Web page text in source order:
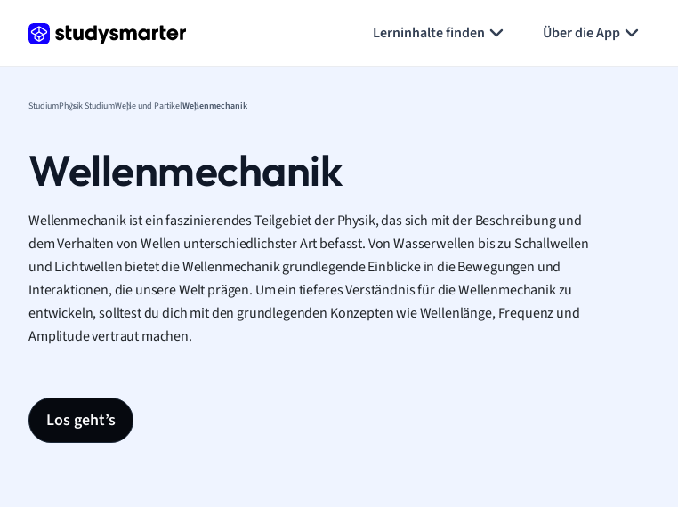
Lerninhalte finden Über die App
StudiumPhysik StudiumWelle und PartikelWellenmechanik
Wellenmechanik
Wellenmechanik ist ein faszinierendes Teilgebiet der Physik, das sich mit der Beschreibung und
dem Verhalten von Wellen unterschiedlichster Art befasst. Von Wasserwellen bis zu Schallwellen
und Lichtwellen bietet die Wellenmechanik grundlegende Einblicke in die Bewegungen und
Interaktionen, die unsere Welt prägen. Um ein tieferes Verständnis für die Wellenmechanik zu
entwickeln, solltest du dich mit den grundlegenden Konzepten wie Wellenlänge, Frequenz und
Amplitude vertraut machen.
Los geht’s